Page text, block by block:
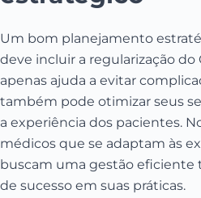
Um bom planejamento
deve incluir a regularização do
apenas ajuda a evitar
também pode otimizar seus
a experiência dos pacientes.
médicos que se adaptam às
buscam uma gestão eficiente
de sucesso em suas práticas.